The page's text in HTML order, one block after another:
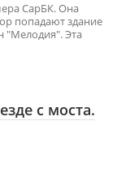
СарБК. Она
попадают здание
"Мелодия". Эта
с моста.